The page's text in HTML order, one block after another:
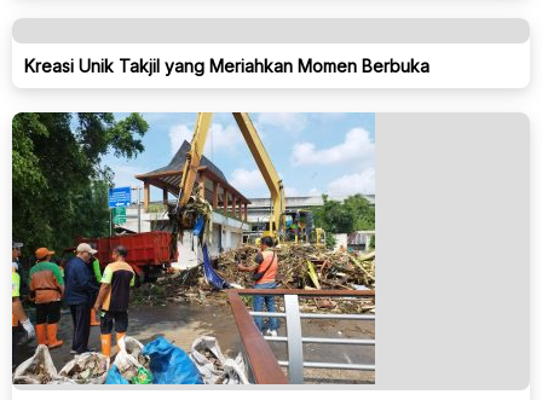
Kreasi Unik Takjil yang Meriahkan Momen Berbuka